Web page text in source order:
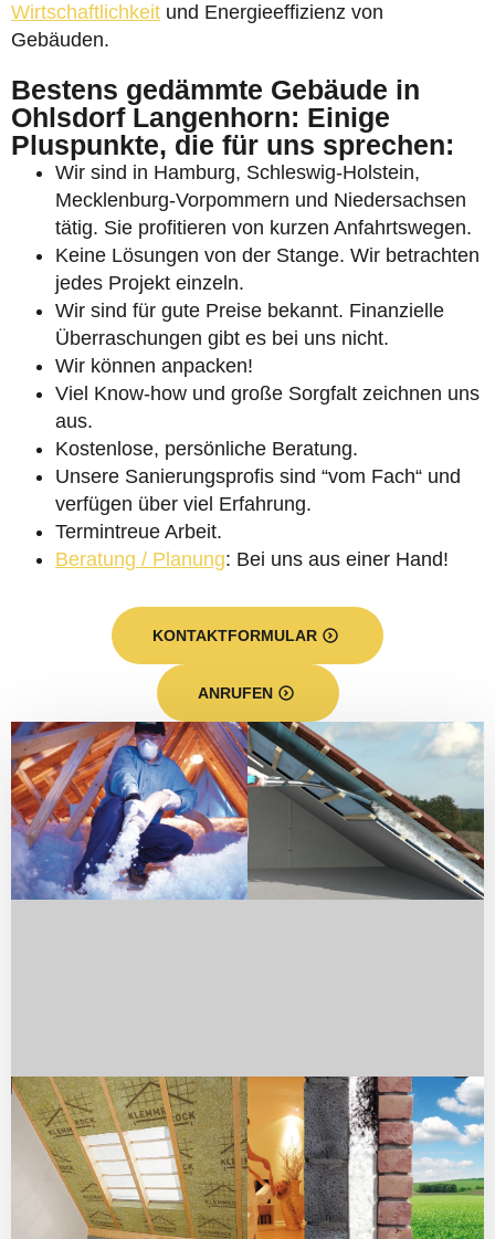
Wirtschaftlichkeit und Energieeffizienz von
Gebäuden.
Bestens gedämmte Gebäude in
Ohlsdorf Langenhorn: Einige
Pluspunkte, die für uns sprechen:
Wir sind in Hamburg, Schleswig-Holstein,
Mecklenburg-Vorpommern und Niedersachsen
tätig. Sie profitieren von kurzen Anfahrtswegen.
Keine Lösungen von der Stange. Wir betrachten
jedes Projekt einzeln.
Wir sind für gute Preise bekannt. Finanzielle
Überraschungen gibt es bei uns nicht.
Wir können anpacken!
Viel Know-how und große Sorgfalt zeichnen uns
aus.
Kostenlose, persönliche Beratung.
Unsere Sanierungsprofis sind “vom Fach“ und
verfügen über viel Erfahrung.
Termintreue Arbeit.
Beratung / Planung: Bei uns aus einer Hand!
KONTAKTFORMULAR
ANRUFEN